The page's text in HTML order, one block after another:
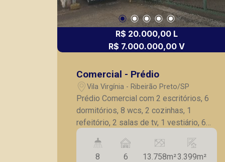
R$ 20.000,00 L
R$ 7.000.000,00 V
Comercial - Prédio
Vila Virgínia - Ribeirão Preto/SP
Prédio Comercial com 2 escritórios, 6
dormitórios, 8 wcs, 2 cozinhas, 1
refeitório, 2 salas de tv, 1 vestiário, 6
vagas de garagem na frente e nos
fundos diversas.
8
6
13.758m²3.399m²